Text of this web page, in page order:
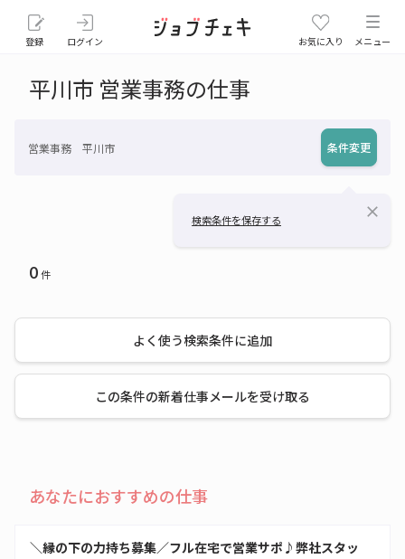
登録 ログイン お気に入り メニュー
平川市 営業事務の仕事
営業事務 平川市 条件変更
検索条件を保存する close
0件
よく使う検索条件に追加
この条件の新着仕事メールを受け取る
あなたにおすすめの仕事
＼縁の下の力持ち募集／フル在宅で営業サポ♪弊社スタッ